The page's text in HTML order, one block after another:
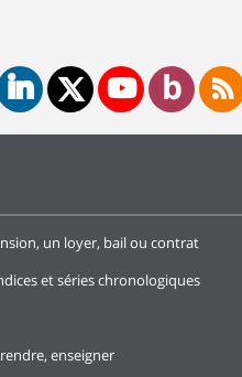
un loyer, bail ou contrat
et séries chronologiques
enseigner